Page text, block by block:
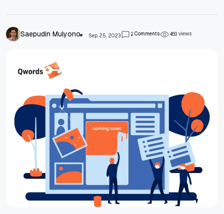
Saepudin Mulyono Sep 25, 2023 2Comments 469views